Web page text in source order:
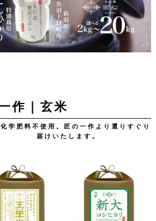
作｜玄米
学肥料不使用。匠の一作より選りすぐり
届けいたします。